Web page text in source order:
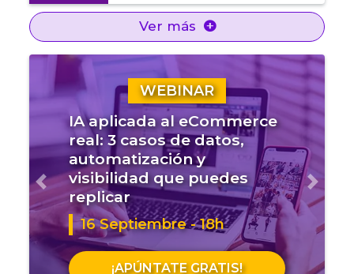
Ver más
WEBINAR
IA aplicada al eCommerce
real: 3 casos de datos,
automatización y
visibilidad que puedes
replicar
16 Septiembre - 18h
¡APÚNTATE GRATIS!
Anterior